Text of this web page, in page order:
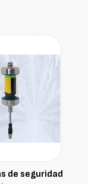
de seguridad